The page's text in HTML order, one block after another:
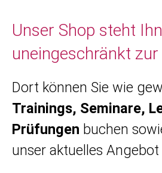
Unser Shop steht
uneingeschränkt
Dort können Sie wie
Trainings, Seminare,
Prüfungen buchen
unser aktuelles